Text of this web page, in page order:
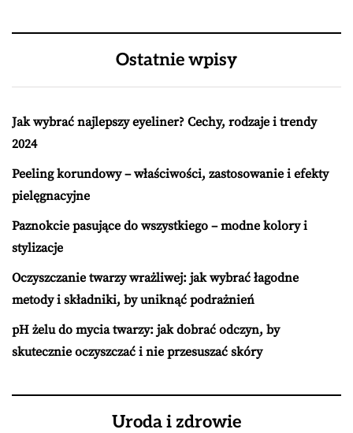
Ostatnie wpisy
Jak wybrać najlepszy eyeliner? Cechy, rodzaje i trendy
2024
Peeling korundowy – właściwości, zastosowanie i efekty
pielęgnacyjne
Paznokcie pasujące do wszystkiego – modne kolory i
stylizacje
Oczyszczanie twarzy wrażliwej: jak wybrać łagodne
metody i składniki, by uniknąć podrażnień
pH żelu do mycia twarzy: jak dobrać odczyn, by
skutecznie oczyszczać i nie przesuszać skóry
Uroda i zdrowie